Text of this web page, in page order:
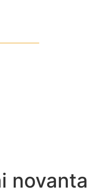
novanta